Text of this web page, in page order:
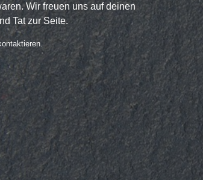
Wir freuen uns auf deinen
Tat zur Seite.